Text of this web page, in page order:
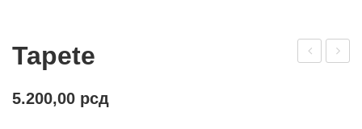
Tapete
5.200,00 рсд